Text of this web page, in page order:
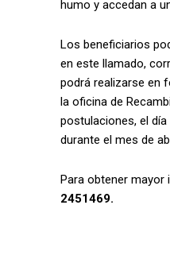
humo y accedan a
Los beneficiarios
en este llamado,
podrá realizarse en
la oficina de
postulaciones, el
durante el mes de
Para obtener mayor
2451469.